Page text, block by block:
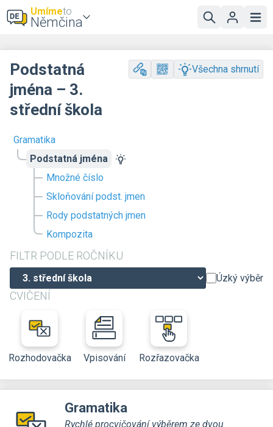
Umímeto
Němčina
Gramatika
Podstatná jména
Množné číslo
Skloňování podst. jmen
Rody podstatných jmen
Kompozita
FILTR PODLE ROČNÍKU
Úzký výběr
CVIČENÍ
Rozhodovačka Vpisování Rozřazovačka
Podstatná
jména – 3.
střední škola
Všechna shrnutí
Gramatika
Rychlé procvičování výběrem ze dvou